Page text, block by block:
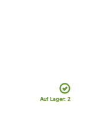
Auf Lager: 2